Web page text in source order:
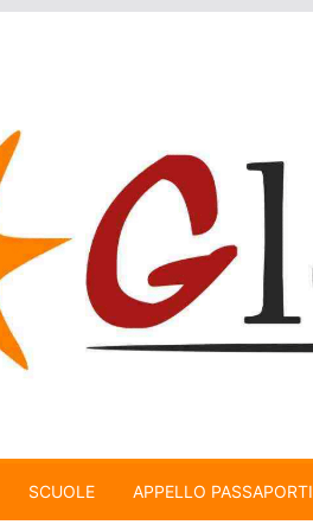
SCUOLE APPELLO PASSAPORTI